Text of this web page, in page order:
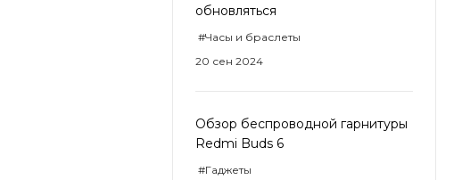
обновляться
#Часы и браслеты
20 сен 2024
Обзор беспроводной гарнитуры
Redmi Buds 6
#Гаджеты